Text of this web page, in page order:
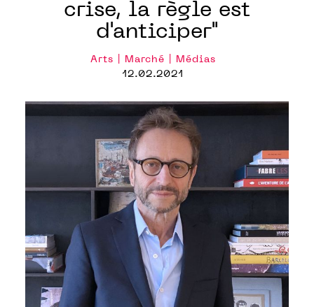
crise, la règle est
d'anticiper"
Arts | Marché | Médias
12.02.2021